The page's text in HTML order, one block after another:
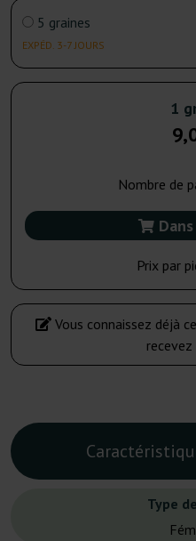
5 graines
EXPÉD. 3-7 JOURS
1
Nombre de
Prix par
Vous connaissez déjà
recevez
Type